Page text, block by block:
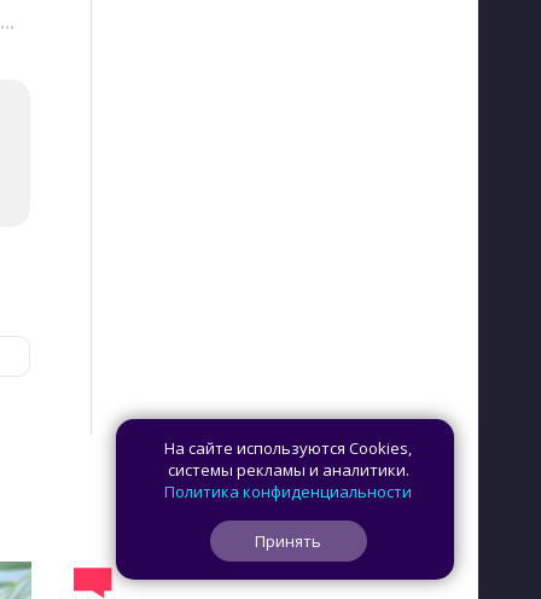
···
На сайте используются Cookies,
системы рекламы и аналитики.
Политика конфиденциальности
Принять